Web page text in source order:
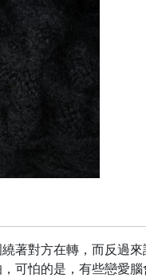
著對方在轉，而反過
可怕的是，有些戀愛